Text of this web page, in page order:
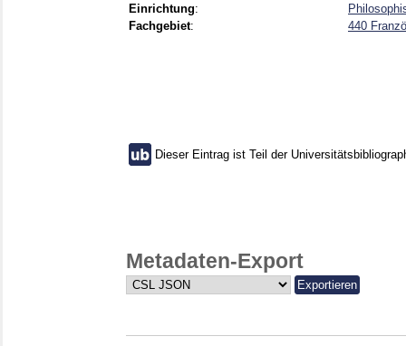
Einrichtung:
Fachgebiet: 440
Dieser Eintrag ist Teil der
Metadaten-Export